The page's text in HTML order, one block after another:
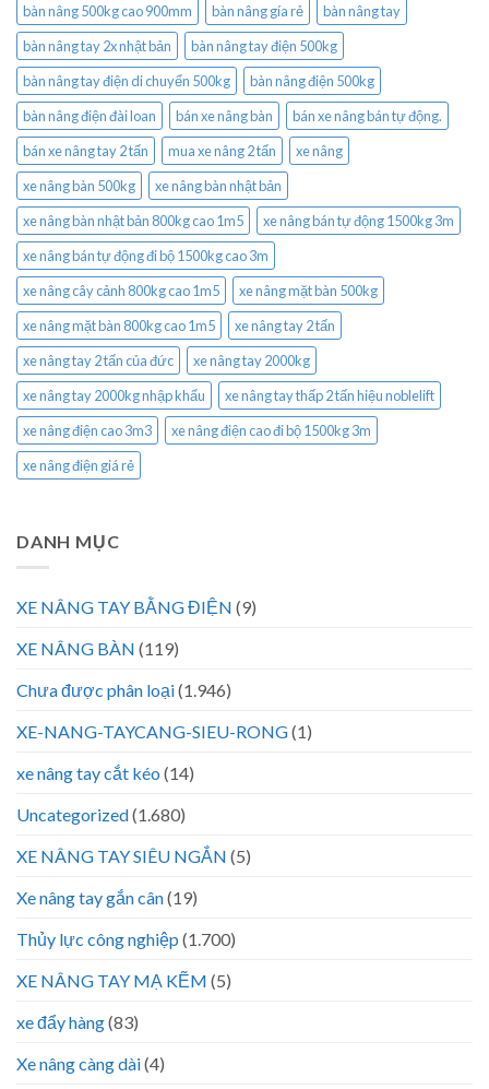
bàn nâng 500kg cao 900mm bàn nâng gía rẻ
bàn nâng tay
bàn nâng tay 2x nhật bản
bàn nâng tay điện 500kg
bàn nâng tay điện di chuyển 500kg
bàn nâng điện 500kg
bàn nâng điện đài loan
bán xe nâng bàn
bán xe nâng bán tự động.
bán xe nâng tay 2 tấn
mua xe nâng 2 tấn
xe nâng
xe nâng bàn 500kg
xe nâng bàn nhật bản
xe nâng bàn nhật bản 800kg cao 1m5
xe nâng bán tự động 1500kg 3m
xe nâng bán tự động đi bộ 1500kg cao 3m
xe nâng cây cảnh 800kg cao 1m5
xe nâng mặt bàn 500kg
xe nâng mặt bàn 800kg cao 1m5
xe nâng tay 2 tấn
xe nâng tay 2 tấn của đức
xe nâng tay 2000kg
xe nâng tay 2000kg nhập khẩu
xe nâng tay thấp 2 tấn hiệu noblelift
xe nâng điện cao 3m3
xe nâng điện cao đi bộ 1500kg 3m
xe nâng điện giá rẻ
DANH MỤC
XE NÂNG TAY BẰNG ĐIỆN (9)
XE NÂNG BÀN (119)
Chưa được phân loại(1.946)
XE-NANG-TAYCANG-SIEU-RONG(1)
xe nâng tay cắt kéo (14)
Uncategorized(1.680)
XE NÂNG TAY SIÊU NGẮN (5)
Xe nâng tay gắn cân(19)
Thủy lực công nghiệp (1.700)
XE NÂNG TAY MẠ KẼM (5)
xe đẩy hàng(83)
Xe nâng càng dài(4)